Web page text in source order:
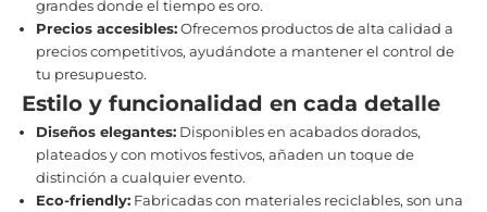
grandes donde el tiempo es oro.
Precios accesibles:Ofrecemos productos de alta calidad a
precios competitivos, ayudándote a mantener el control de
tu presupuesto.
Estilo y funcionalidad en cada detalle
Diseños elegantes: Disponibles en acabados dorados,
plateados y con motivos festivos, añaden un toque de
distinción a cualquier evento.
Eco-friendly: Fabricadas con materiales reciclables, son una